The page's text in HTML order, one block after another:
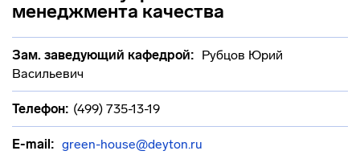
менеджмента качества
Зам. заведующий кафедрой: Рубцов Юрий
Васильевич
Телефон: (499) 735-13-19
E-mail: green-house@deyton.ru